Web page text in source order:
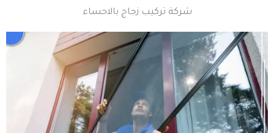
شركة تركيب زجاج بالاحساء